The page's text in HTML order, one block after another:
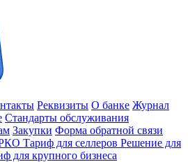
Реквизиты О банке Журнал
Стандарты обслуживания
Закупки Форма обратной связи
Тариф для селлеров Решение для
для крупного бизнеса